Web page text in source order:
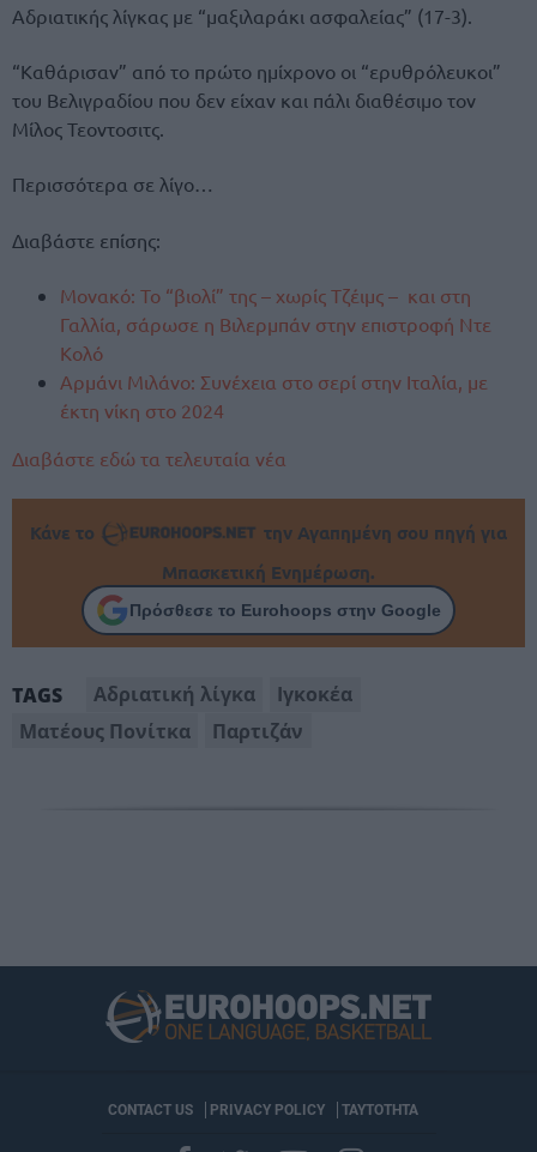
Αδριατικής λίγκας με “μαξιλαράκι ασφαλείας” (17-3).
“Καθάρισαν” από το πρώτο ημίχρονο οι “ερυθρόλευκοι”
του Βελιγραδίου που δεν είχαν και πάλι διαθέσιμο τον
Μίλος Τεοντοσιτς.
Περισσότερα σε λίγο…
Διαβάστε επίσης:
Μονακό: Το “βιολί” της – χωρίς Τζέιμς – και στη
Γαλλία, σάρωσε η Βιλερμπάν στην επιστροφή Ντε
Κολό
Αρμάνι Μιλάνο: Συνέχεια στο σερί στην Ιταλία, με
έκτη νίκη στο 2024
Διαβάστε εδώ τα τελευταία νέα
Κάνε το
την Αγαπημένη σου πηγή για
Μπασκετική Ενημέρωση.
Πρόσθεσε το Eurohoops στην Google
TAGS Αδριατική λίγκα
Ιγκοκέα
Ματέους Πονίτκα
Παρτιζάν
CONTACT US PRIVACY POLICY ΤΑΥΤΟΤΗΤΑ